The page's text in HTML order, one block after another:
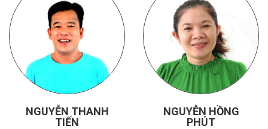
NGUYỄN THANH
TIẾN
NGUYỄN HỒNG
PHÚT